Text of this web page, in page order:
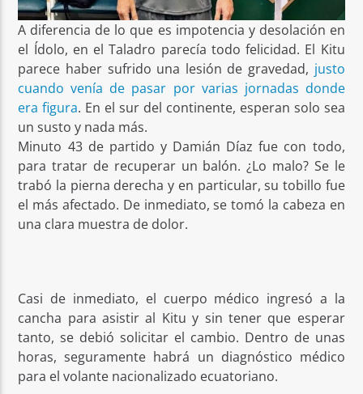
A diferencia de lo que es impotencia y desolación en
el Ídolo, en el Taladro parecía todo felicidad. El Kitu
parece haber sufrido una lesión de gravedad, justo
cuando venía de pasar por varias jornadas donde
era figura. En el sur del continente, esperan solo sea
un susto y nada más.
Minuto 43 de partido y Damián Díaz fue con todo,
para tratar de recuperar un balón. ¿Lo malo? Se le
trabó la pierna derecha y en particular, su tobillo fue
el más afectado. De inmediato, se tomó la cabeza en
una clara muestra de dolor.
Casi de inmediato, el cuerpo médico ingresó a la
cancha para asistir al Kitu y sin tener que esperar
tanto, se debió solicitar el cambio. Dentro de unas
horas, seguramente habrá un diagnóstico médico
para el volante nacionalizado ecuatoriano.